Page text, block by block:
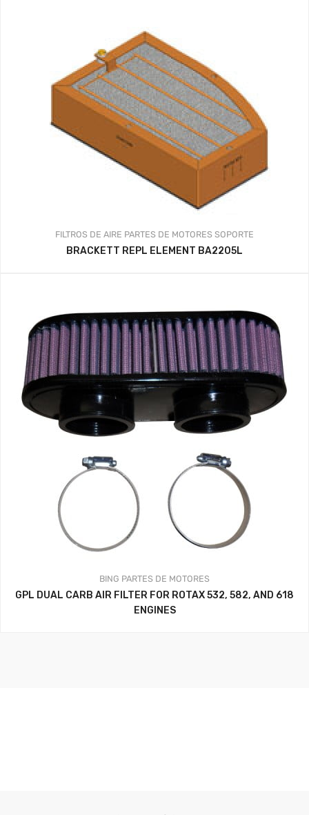
FILTROS DE AIRE PARTES DE MOTORES SOPORTE
BRACKETT REPL ELEMENT BA2205L
BING PARTES DE MOTORES
GPL DUAL CARB AIR FILTER FOR ROTAX 532, 582, AND 618
ENGINES